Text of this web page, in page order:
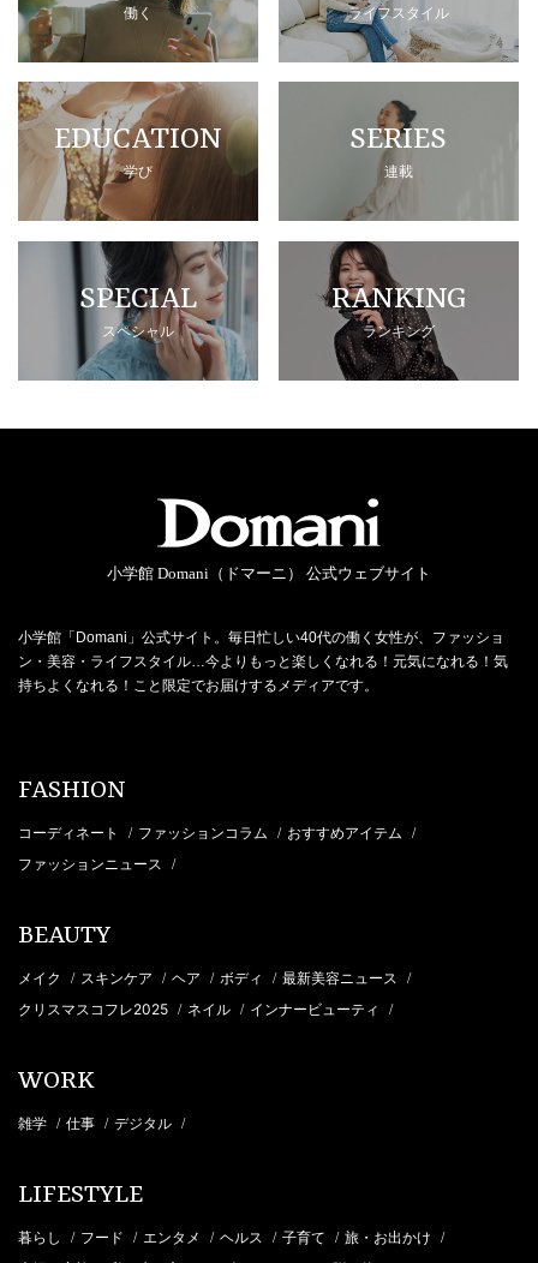
働く ライフスタイル
EDUCATION
学び
SERIES
連載
SPECIAL
スペシャル
RANKING
ランキング
小学館 Domani（ドマーニ） 公式ウェブサイト
小学館「Domani」公式サイト。毎日忙しい40代の働く女性が、ファッショ
ン・美容・ライフスタイル…今よりもっと楽しくなれる！元気になれる！気
持ちよくなれる！こと限定でお届けするメディアです。
FASHION
コーディネート / ファッションコラム / おすすめアイテム /
ファッションニュース /
BEAUTY
メイク / スキンケア / ヘア / ボディ / 最新美容ニュース /
クリスマスコフレ2025 / ネイル / インナービューティ /
WORK
雑学 / 仕事 / デジタル /
LIFESTYLE
暮らし / フード / エンタメ / ヘルス / 子育て / 旅・お出かけ /